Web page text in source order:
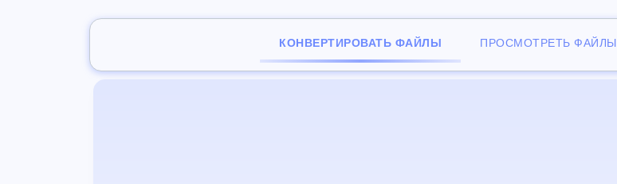
КОНВЕРТИРОВАТЬ ФАЙЛЫ ПРОСМОТРЕТЬ ФАЙЛЫ